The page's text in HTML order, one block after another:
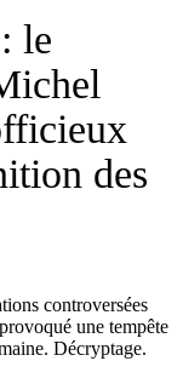
le
des
controversées
une tempête
Décryptage.